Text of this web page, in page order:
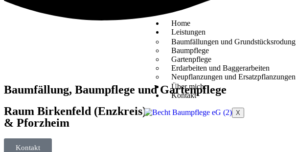
Home
Leistungen
Baumfällungen und Grundstücksrodung
Baumpflege
Gartenpflege
Erdarbeiten und Baggerarbeiten
Neupflanzungen und Ersatzpflanzungen
Über mich
Kontakt
X
Baumfällung, Baumpflege und Gartenpflege
Raum Birkenfeld (Enzkreis)
& Pforzheim
Kontakt